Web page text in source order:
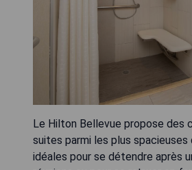
Le Hilton Bellevue propose des
suites parmi les plus spacieuses
idéales pour se détendre après